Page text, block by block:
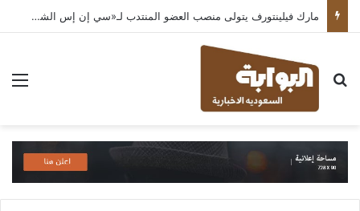
مارك فيلينتورف يتولى منصب العضو المنتدب لـ«سي إن إس الشرق الأوسط» ويشرف على شركات قطاع التكنولوجيا ضمن مجموعة غباش
بحث عن